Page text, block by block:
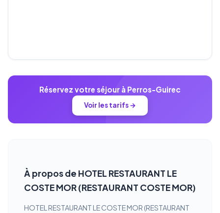
Réservez votre séjour à Perros-Guirec
Voir les tarifs →
À propos de HOTEL RESTAURANT LE
COSTE MOR (RESTAURANT COSTE MOR)
HOTEL RESTAURANT LE COSTE MOR (RESTAURANT